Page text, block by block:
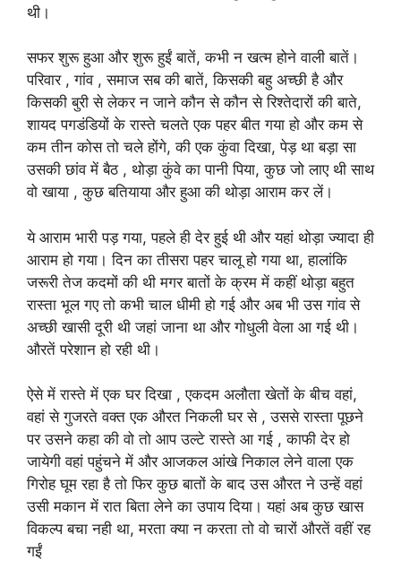
थी।
सफर शुरू हुआ और शुरू हुईं बातें, कभी न खत्म होने वाली बातें।
परिवार , गांव , समाज सब की बातें, किसकी बहु अच्छी है और
किसकी बुरी से लेकर न जाने कौन से कौन से रिश्तेदारों की बाते,
शायद पगडंडियों के रास्ते चलते एक पहर बीत गया हो और कम से
कम तीन कोस तो चले होंगे, की एक कुंवा दिखा, पेड़ था बड़ा सा
उसकी छांव में बैठ , थोड़ा कुंवे का पानी पिया, कुछ जो लाए थी साथ
वो खाया , कुछ बतियाया और हुआ की थोड़ा आराम कर लें।
ये आराम भारी पड़ गया, पहले ही देर हुई थी और यहां थोड़ा ज्यादा ही
आराम हो गया। दिन का तीसरा पहर चालू हो गया था, हालांकि
जरूरी तेज कदमों की थी मगर बातों के क्रम में कहीं थोड़ा बहुत
रास्ता भूल गए तो कभी चाल धीमी हो गई और अब भी उस गांव से
अच्छी खासी दूरी थी जहां जाना था और गोधुली वेला आ गई थी।
औरतें परेशान हो रही थी।
ऐसे में रास्ते में एक घर दिखा , एकदम अलौता खेतों के बीच वहां,
वहां से गुजरते वक्त एक औरत निकली घर से , उससे रास्ता पूछने
पर उसने कहा की वो तो आप उल्टे रास्ते आ गई , काफी देर हो
जायेगी वहां पहुंचने में और आजकल आंखे निकाल लेने वाला एक
गिरोह घूम रहा है तो फिर कुछ बातों के बाद उस औरत ने उन्हें वहां
उसी मकान में रात बिता लेने का उपाय दिया। यहां अब कुछ खास
विकल्प बचा नही था, मरता क्या न करता तो वो चारों औरतें वहीं रह
गईं